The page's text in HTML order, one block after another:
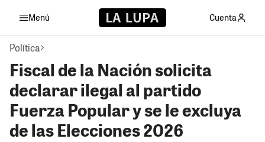
Menú Cuenta
Política
Fiscal de la Nación solicita
declarar ilegal al partido
Fuerza Popular y se le excluya
de las Elecciones 2026